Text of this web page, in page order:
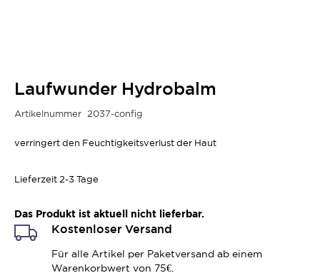
Laufwunder Hydrobalm
Artikelnummer 2037-config
verringert den Feuchtigkeitsverlust der Haut
Lieferzeit 2-3 Tage
Das Produkt ist aktuell nicht lieferbar.
Kostenloser Versand
Für alle Artikel per Paketversand ab einem
Warenkorbwert von 75€.